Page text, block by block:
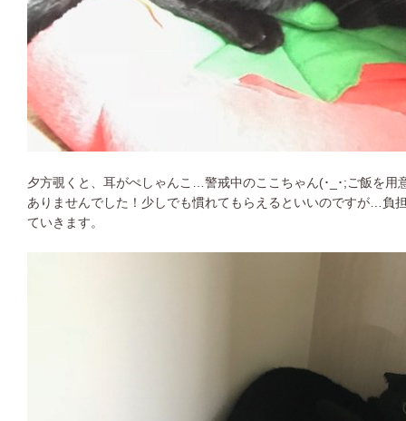
夕方覗くと、耳がぺしゃんこ…警戒中のここちゃん(･_･;ご飯を用
ありませんでした！少しでも慣れてもらえるといいのですが…負
ていきます。